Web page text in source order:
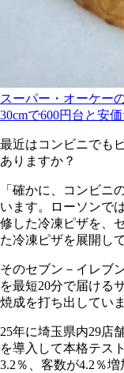
スーパー・オーケー
30cmで600円台と安
最近はコンビニでも
ありますか？
「確かに、コンビニ
います。ローソンで
修した冷凍ピザを、
た冷凍ピザを展開し
そのセブン－イレブ
を最短20分で届ける
焼成を打ち出していま
25年に埼玉県内29店
を導入して本格テス
3.2％、客数が4.2％